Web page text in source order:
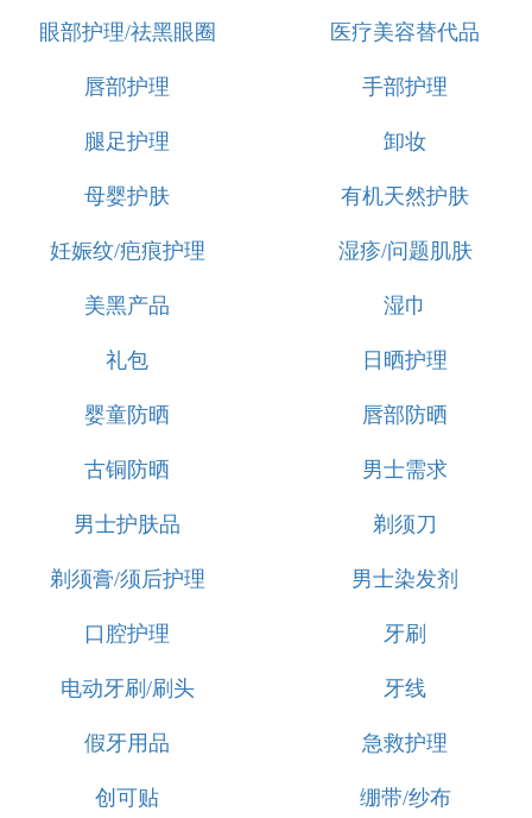
眼部护理/祛黑眼圈 医疗美容替代品
唇部护理 手部护理
腿足护理 卸妆
母婴护肤 有机天然护肤
妊娠纹/疤痕护理 湿疹/问题肌肤
美黑产品 湿巾
礼包 日晒护理
婴童防晒 唇部防晒
古铜防晒 男士需求
男士护肤品 剃须刀
剃须膏/须后护理 男士染发剂
口腔护理 牙刷
电动牙刷/刷头 牙线
假牙用品 急救护理
创可贴 绷带/纱布